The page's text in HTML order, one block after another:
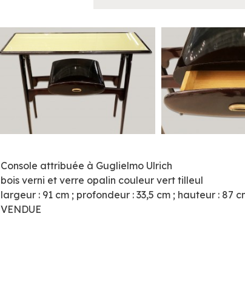
Console attribuée à Guglielmo Ulrich
bois verni et verre opalin couleur vert tilleul
largeur : 91 cm ; profondeur : 33,5 cm ; hauteur : 87
VENDUE